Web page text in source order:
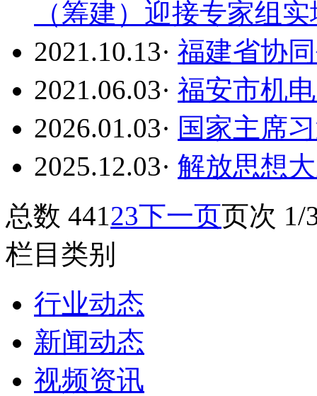
（筹建）迎接专家组
2021.10.13· 福建省协
2021.06.03· 福安市机
2026.01.03· 国家主席
2025.12.03· 解放思想
总数 44123下一页页次 1/
栏目类别
行业动态
新闻动态
视频资讯